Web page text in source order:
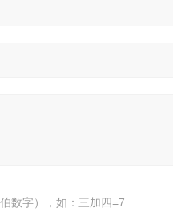
数字），如：三加四=7